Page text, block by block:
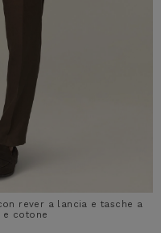
rever a lancia e tasche a
e cotone